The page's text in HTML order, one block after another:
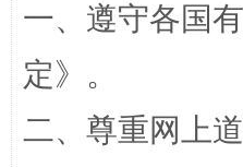
一、遵守各国
定》。
二、尊重网上